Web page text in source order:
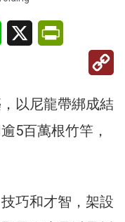
Line X
以尼龍帶綁成結
5百萬根竹竿，
巧和才智，架設